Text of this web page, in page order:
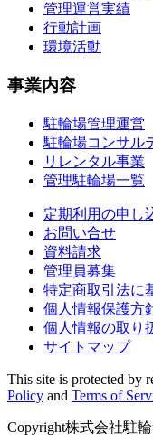
管理運営実績
行動計画
環境活動
事業内容
駐輪場管理運営
駐輪場コンサル
リレンタル事業
管理駐輪場一覧
定期利用の申し
お問い合せ
資料請求
管理員募集
特定商取引法に
個人情報保護方
個人情報の取り
サイトマップ
This site is protected by
Policy and Terms of
Copyright株式会社駐